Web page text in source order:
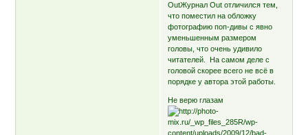
OutЖурнал Out отличился тем,
что поместил на обложку
фотографию поп-дивы с явно
уменьшенным размером
головы, что очень удивило
читателей. На самом деле с
головой скорее всего не всё в
порядке у автора этой работы.
Не верю глазам